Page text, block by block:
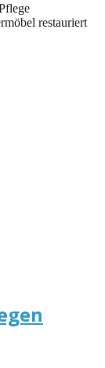
restauriert